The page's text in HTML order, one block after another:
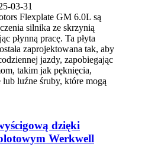
03-31
Flexplate GM 6.0L są
silnika ze skrzynią
płynną pracę. Ta płyta
zaprojektowana tak, aby
jazdy, zapobiegając
takim jak pęknięcia,
lub luźne śruby, które mogą
dzięki
Werkwell